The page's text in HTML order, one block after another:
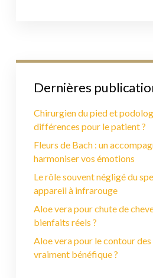
Dernières
Chirurgien du pied et
différences pour le patient ?
Fleurs de Bach : un
harmoniser vos émotions
Le rôle souvent négligé du
appareil à infrarouge
Aloe vera pour chute de
bienfaits réels ?
Aloe vera pour le contour
vraiment bénéfique ?